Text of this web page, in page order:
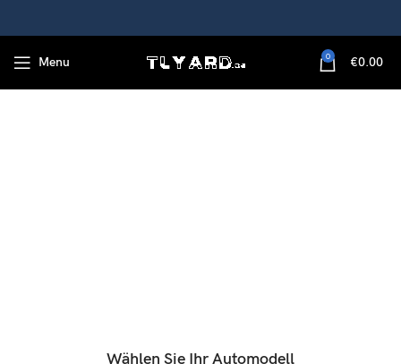
Menu 0 €0.00
Wählen Sie Ihr Automodell